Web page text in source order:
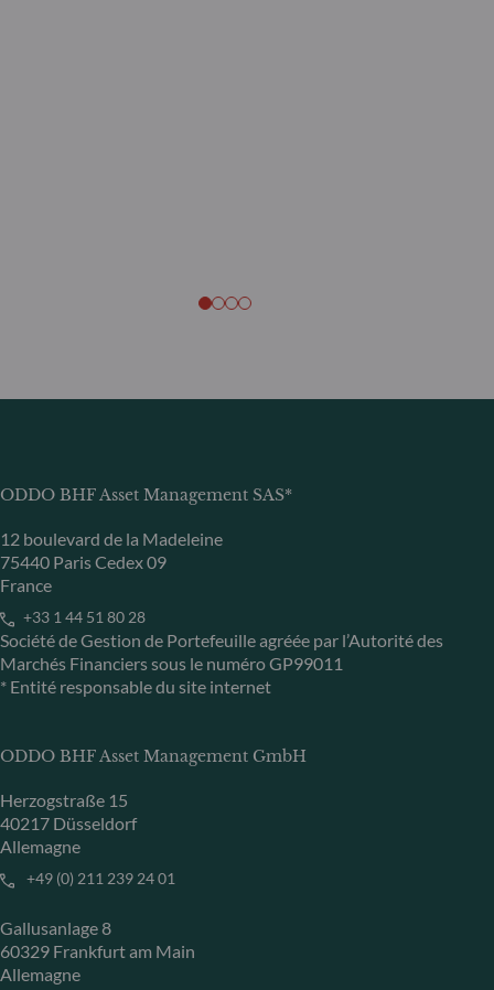
ODDO BHF Asset Management SAS*
12 boulevard de la Madeleine
75440 Paris Cedex 09
France
+33 1 44 51 80 28
Société de Gestion de Portefeuille agréée par l’Autorité des
Marchés Financiers sous le numéro GP99011
* Entité responsable du site internet
ODDO BHF Asset Management GmbH
Herzogstraße 15
40217 Düsseldorf
Allemagne
+49 (0) 211 239 24 01
Gallusanlage 8
60329 Frankfurt am Main
Allemagne